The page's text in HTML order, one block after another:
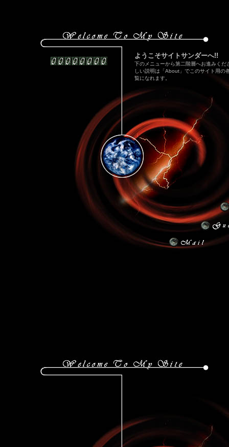
ようこそサイトサンダーへ!!
下のメニューから第二階層へお進みくだ
しい説明は「About」でこのサイト用の
覧になれます。